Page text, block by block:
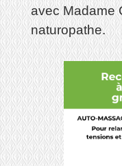
avec Madame
naturopathe.